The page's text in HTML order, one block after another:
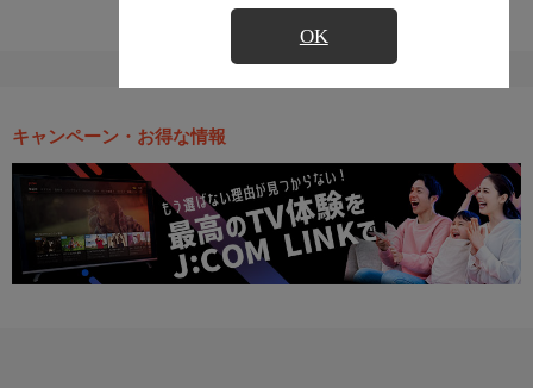
OK
キャンペーン・お得な情報